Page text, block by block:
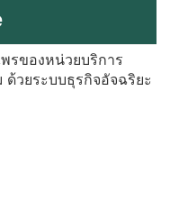
รของหน่วยบริการ
วยระบบธุรกิจอัจฉริยะ